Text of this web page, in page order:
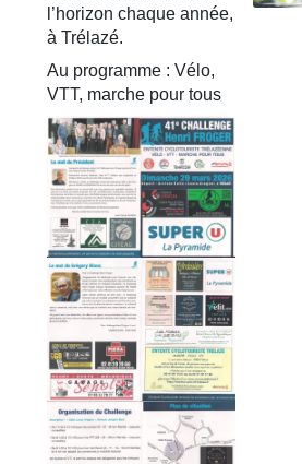
l’horizon chaque année,
à Trélazé.
Au programme : Vélo,
VTT, marche pour tous